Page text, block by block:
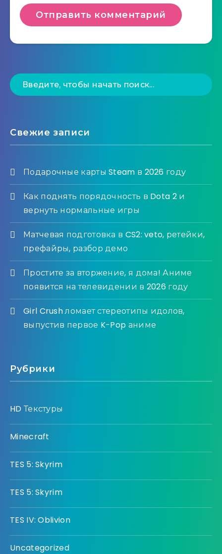
Свежие записи
Подарочные карты Steam в 2026 году
Как поднять порядочность в Dota 2 и
вернуть нормальные игры
Матчевая подготовка в CS2: veto, ретейки,
префайры, разбор демо
Простите за вторжение, я дома! Аниме
появится на телевидении в 2026 году
Girl Crush ломает стереотипы идолов,
выпустив первое K-Pop аниме
Рубрики
HD Текстуры
Minecraft
TES 5: Skyrim
TES 5: Skyrim
TES IV: Oblivion
Uncategorized